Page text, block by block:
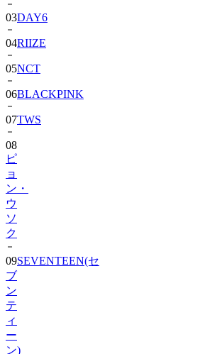
03DAY6
04RIIZE
05NCT
06BLACKPINK
07TWS
08
ピ
ョ
ン・
ウ
ソ
ク
09SEVENTEEN(セ
ブ
ン
テ
ィ
ー
ン)